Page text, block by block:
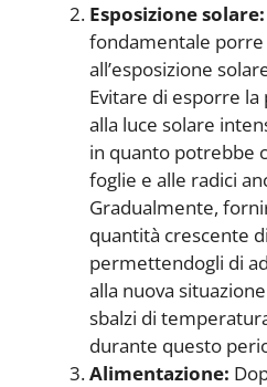
Esposizione solare:
fondamentale
all’esposizione
Evitare di esporre
alla luce solare
in quanto potrebbe
foglie e alle radici
Gradualmente,
quantità crescente
permettendogli di
alla nuova
sbalzi di
durante questo
Alimentazione: